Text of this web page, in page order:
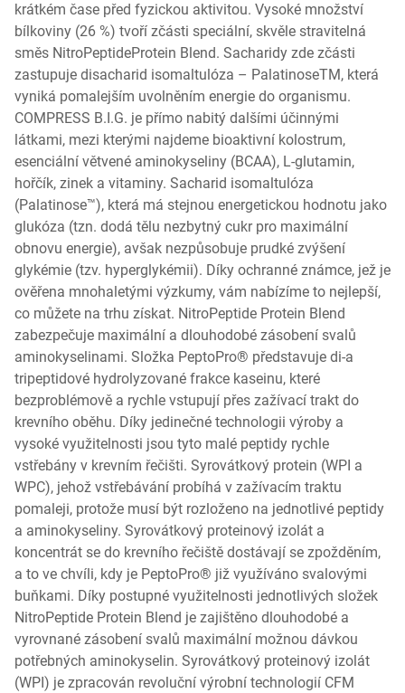
krátkém čase před fyzickou aktivitou. Vysoké množství
bílkoviny (26 %) tvoří zčásti speciální, skvěle stravitelná
směs NitroPeptideProtein Blend. Sacharidy zde zčásti
zastupuje disacharid isomaltulóza – PalatinoseTM, která
vyniká pomalejším uvolněním energie do organismu.
COMPRESS B.I.G. je přímo nabitý dalšími účinnými
látkami, mezi kterými najdeme bioaktivní kolostrum,
esenciální větvené aminokyseliny (BCAA), L-glutamin,
hořčík, zinek a vitaminy. Sacharid isomaltulóza
(Palatinose™), která má stejnou energetickou hodnotu jako
glukóza (tzn. dodá tělu nezbytný cukr pro maximální
obnovu energie), avšak nezpůsobuje prudké zvýšení
glykémie (tzv. hyperglykémii). Díky ochranné známce, jež je
ověřena mnohaletými výzkumy, vám nabízíme to nejlepší,
co můžete na trhu získat. NitroPeptide Protein Blend
zabezpečuje maximální a dlouhodobé zásobení svalů
aminokyselinami. Složka PeptoPro® představuje di-a
tripeptidové hydrolyzované frakce kaseinu, které
bezproblémově a rychle vstupují přes zažívací trakt do
krevního oběhu. Díky jedinečné technologii výroby a
vysoké využitelnosti jsou tyto malé peptidy rychle
vstřebány v krevním řečišti. Syrovátkový protein (WPI a
WPC), jehož vstřebávání probíhá v zažívacím traktu
pomaleji, protože musí být rozloženo na jednotlivé peptidy
a aminokyseliny. Syrovátkový proteinový izolát a
koncentrát se do krevního řečiště dostávají se zpožděním,
a to ve chvíli, kdy je PeptoPro® již využíváno svalovými
buňkami. Díky postupné využitelnosti jednotlivých složek
NitroPeptide Protein Blend je zajištěno dlouhodobé a
vyrovnané zásobení svalů maximální možnou dávkou
potřebných aminokyselin. Syrovátkový proteinový izolát
(WPI) je zpracován revoluční výrobní technologií CFM